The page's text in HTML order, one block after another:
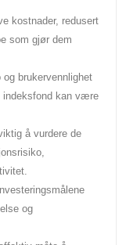
kostnader, redusert
som gjør dem
brukervennlighet
indeksfond kan være
å vurdere de
og